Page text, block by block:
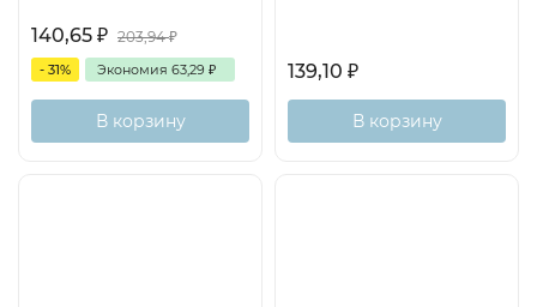
140,65 ₽ 203,94₽
- 31% Экономия 63,29 ₽
В корзину
139,10 ₽
В корзину